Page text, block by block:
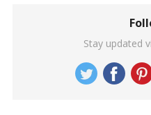
Stay updated